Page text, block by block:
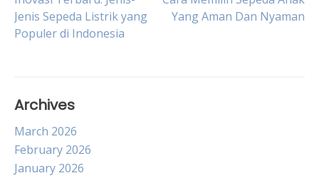
Post
navigation
Jenis Sepeda Listrik yang
Populer di Indonesia
Yang Aman Dan Nyaman
Archives
March 2026
February 2026
January 2026